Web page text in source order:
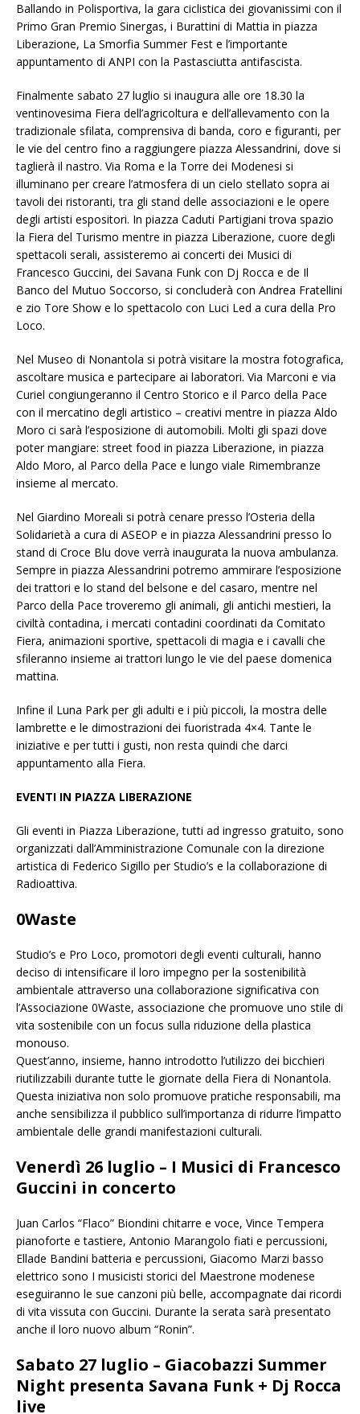
Ballando in Polisportiva, la gara ciclistica dei giovanissimi con il
Primo Gran Premio Sinergas, i Burattini di Mattia in piazza
Liberazione, La Smorfia Summer Fest e l’importante
appuntamento di ANPI con la Pastasciutta antifascista.
Finalmente sabato 27 luglio si inaugura alle ore 18.30 la
ventinovesima Fiera dell’agricoltura e dell’allevamento con la
tradizionale sfilata, comprensiva di banda, coro e figuranti, per
le vie del centro fino a raggiungere piazza Alessandrini, dove si
taglierà il nastro. Via Roma e la Torre dei Modenesi si
illuminano per creare l’atmosfera di un cielo stellato sopra ai
tavoli dei ristoranti, tra gli stand delle associazioni e le opere
degli artisti espositori. In piazza Caduti Partigiani trova spazio
la Fiera del Turismo mentre in piazza Liberazione, cuore degli
spettacoli serali, assisteremo ai concerti dei Musici di
Francesco Guccini, dei Savana Funk con Dj Rocca e de Il
Banco del Mutuo Soccorso, si concluderà con Andrea Fratellini
e zio Tore Show e lo spettacolo con Luci Led a cura della Pro
Loco.
Nel Museo di Nonantola si potrà visitare la mostra fotografica,
ascoltare musica e partecipare ai laboratori. Via Marconi e via
Curiel congiungeranno il Centro Storico e il Parco della Pace
con il mercatino degli artistico – creativi mentre in piazza Aldo
Moro ci sarà l’esposizione di automobili. Molti gli spazi dove
poter mangiare: street food in piazza Liberazione, in piazza
Aldo Moro, al Parco della Pace e lungo viale Rimembranze
insieme al mercato.
Nel Giardino Moreali si potrà cenare presso l’Osteria della
Solidarietà a cura di ASEOP e in piazza Alessandrini presso lo
stand di Croce Blu dove verrà inaugurata la nuova ambulanza.
Sempre in piazza Alessandrini potremo ammirare l’esposizione
dei trattori e lo stand del belsone e del casaro, mentre nel
Parco della Pace troveremo gli animali, gli antichi mestieri, la
civiltà contadina, i mercati contadini coordinati da Comitato
Fiera, animazioni sportive, spettacoli di magia e i cavalli che
sfileranno insieme ai trattori lungo le vie del paese domenica
mattina.
Infine il Luna Park per gli adulti e i più piccoli, la mostra delle
lambrette e le dimostrazioni dei fuoristrada 4×4. Tante le
iniziative e per tutti i gusti, non resta quindi che darci
appuntamento alla Fiera.
EVENTI IN PIAZZA LIBERAZIONE
Gli eventi in Piazza Liberazione, tutti ad ingresso gratuito, sono
organizzati dall’Amministrazione Comunale con la direzione
artistica di Federico Sigillo per Studio’s e la collaborazione di
Radioattiva.
0Waste
Studio’s e Pro Loco, promotori degli eventi culturali, hanno
deciso di intensificare il loro impegno per la sostenibilità
ambientale attraverso una collaborazione significativa con
l’Associazione 0Waste, associazione che promuove uno stile di
vita sostenibile con un focus sulla riduzione della plastica
monouso.
Quest’anno, insieme, hanno introdotto l’utilizzo dei bicchieri
riutilizzabili durante tutte le giornate della Fiera di Nonantola.
Questa iniziativa non solo promuove pratiche responsabili, ma
anche sensibilizza il pubblico sull’importanza di ridurre l’impatto
ambientale delle grandi manifestazioni culturali.
Venerdì 26 luglio – I Musici di Francesco
Guccini in concerto
Juan Carlos “Flaco” Biondini chitarre e voce, Vince Tempera
pianoforte e tastiere, Antonio Marangolo fiati e percussioni,
Ellade Bandini batteria e percussioni, Giacomo Marzi basso
elettrico sono I musicisti storici del Maestrone modenese
eseguiranno le sue canzoni più belle, accompagnate dai ricordi
di vita vissuta con Guccini. Durante la serata sarà presentato
anche il loro nuovo album “Ronin”.
Sabato 27 luglio – Giacobazzi Summer
Night presenta Savana Funk + Dj Rocca
live